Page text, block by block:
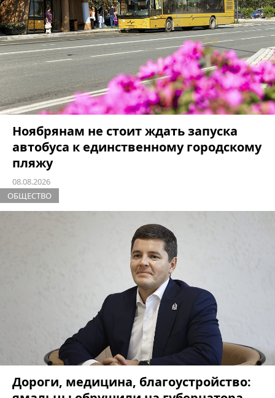
Ноябрянам не стоит ждать запуска
автобуса к единственному городскому
пляжу
08.08.2026
ОБЩЕСТВО
Дороги, медицина, благоустройство: